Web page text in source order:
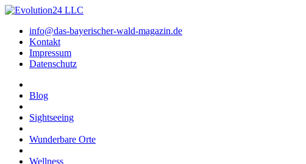
info@das-bayerischer-wald-magazin.de
Kontakt
Impressum
Datenschutz
Blog
Sightseeing
Wunderbare Orte
Wellness